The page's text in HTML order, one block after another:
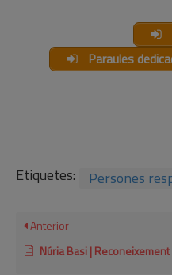
Paraules
Etiquetes: Persones
Anterior
Núria Basi | Reconeixement